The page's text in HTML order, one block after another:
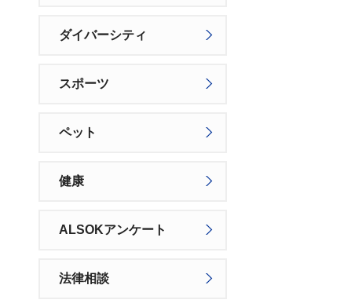
ダイバーシティ
スポーツ
ペット
健康
ALSOKアンケート
法律相談